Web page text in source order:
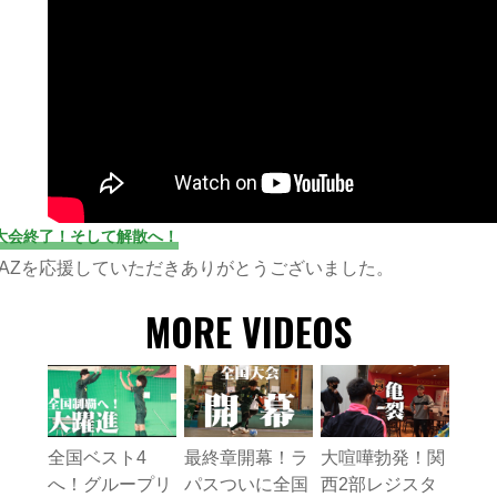
会終了！そして解散へ！
を応援していただきありがとうございました。
MORE VIDEOS
全国ベスト4
へ！グループリ
最終章開幕！ラ
パスついに全国
大喧嘩勃発！関
西2部レジスタ